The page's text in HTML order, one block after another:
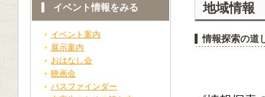
イベント情報をみる
イベント案内
展示案内
おはなし会
映画会
パスファインダー
地域情報
情報探索の